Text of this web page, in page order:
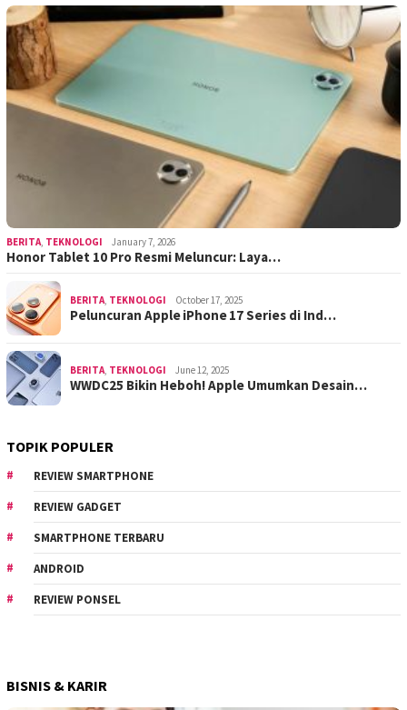
BERITA, TEKNOLOGI January 7, 2026
Honor Tablet 10 Pro Resmi Meluncur: Laya…
BERITA, TEKNOLOGI October 17, 2025
Peluncuran Apple iPhone 17 Series di Ind…
BERITA, TEKNOLOGI June 12, 2025
WWDC25 Bikin Heboh! Apple Umumkan Desain…
TOPIK POPULER
REVIEW SMARTPHONE
REVIEW GADGET
SMARTPHONE TERBARU
ANDROID
REVIEW PONSEL
BISNIS & KARIR